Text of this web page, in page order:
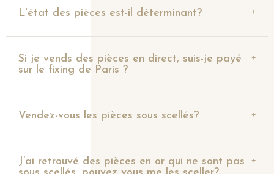
L'état des pièces est-il déterminant?
Si je vends des pièces en direct, suis-je payé
sur le fixing de Paris ?
Vendez-vous les pièces sous scellés?
J’ai retrouvé des pièces en or qui ne sont pas